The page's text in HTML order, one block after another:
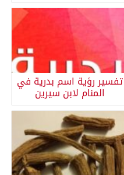
تفسير رؤية اسم بدرية في
المنام لابن سيرين